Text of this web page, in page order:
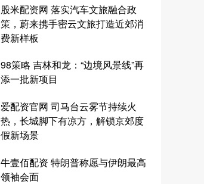
股米配资网 落实汽车文旅融合政
策，蔚来携手密云文旅打造近郊消
费新样板
98策略 吉林和龙：“边境风景线”再
添一批新项目
爱配资官网 司马台云雾节持续火
热，长城脚下有凉方，解锁京郊度
假新场景
牛壹佰配资 特朗普称愿与伊朗最高
领袖会面